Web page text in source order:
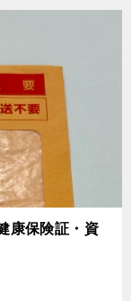
康保険証・資